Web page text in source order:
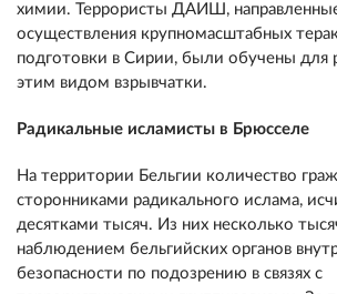
химии. Террористы ДАИШ,
осуществления крупномасштабных
подготовки в Сирии, были обучены для
этим видом взрывчатки.
Радикальные исламисты в Брюсселе
На территории Бельгии количество
сторонниками радикального ислама,
десятками тысяч. Из них несколько
наблюдением бельгийских органов
безопасности по подозрению в связях с